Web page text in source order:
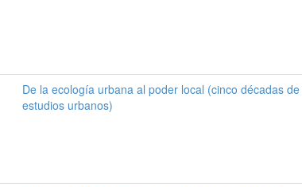
De la ecología urbana al poder local (cinco décadas de
estudios urbanos)